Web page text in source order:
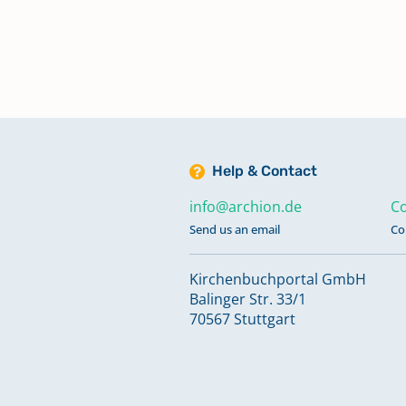
Keine verfügbaren Digitalisate
Trauungen 1976 - 2023
Verschmähungen 1950 - 1957;
Totgeburten 1934 - 1936
Help & Contact
info@archion.de
Send us an email
Kirchenbuchportal GmbH
Balinger Str. 33/1
70567 Stuttgart